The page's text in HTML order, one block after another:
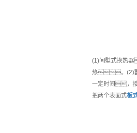
(1)间壁式换热
热。(2)
一定时间，
把两个表面式板